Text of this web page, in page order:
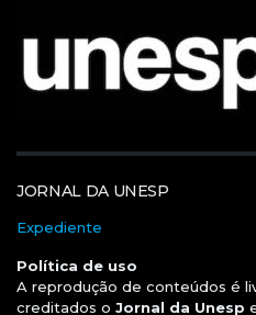
JORNAL DA UNESP
Expediente
Política de uso
A reprodução de conteúdos é
creditados o Jornal da Unesp